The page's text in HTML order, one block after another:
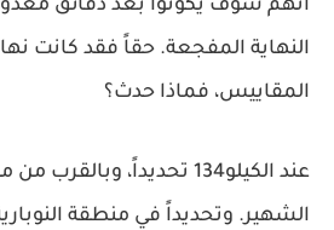
أنهم سوف يكونوا بعد دقائق
النهاية المفجعة. حقاً فقد كانت
المقاييس، فماذا حدث؟
عند الكيلو134 تحديداً،
الشهير. وتحديداً في منطقة